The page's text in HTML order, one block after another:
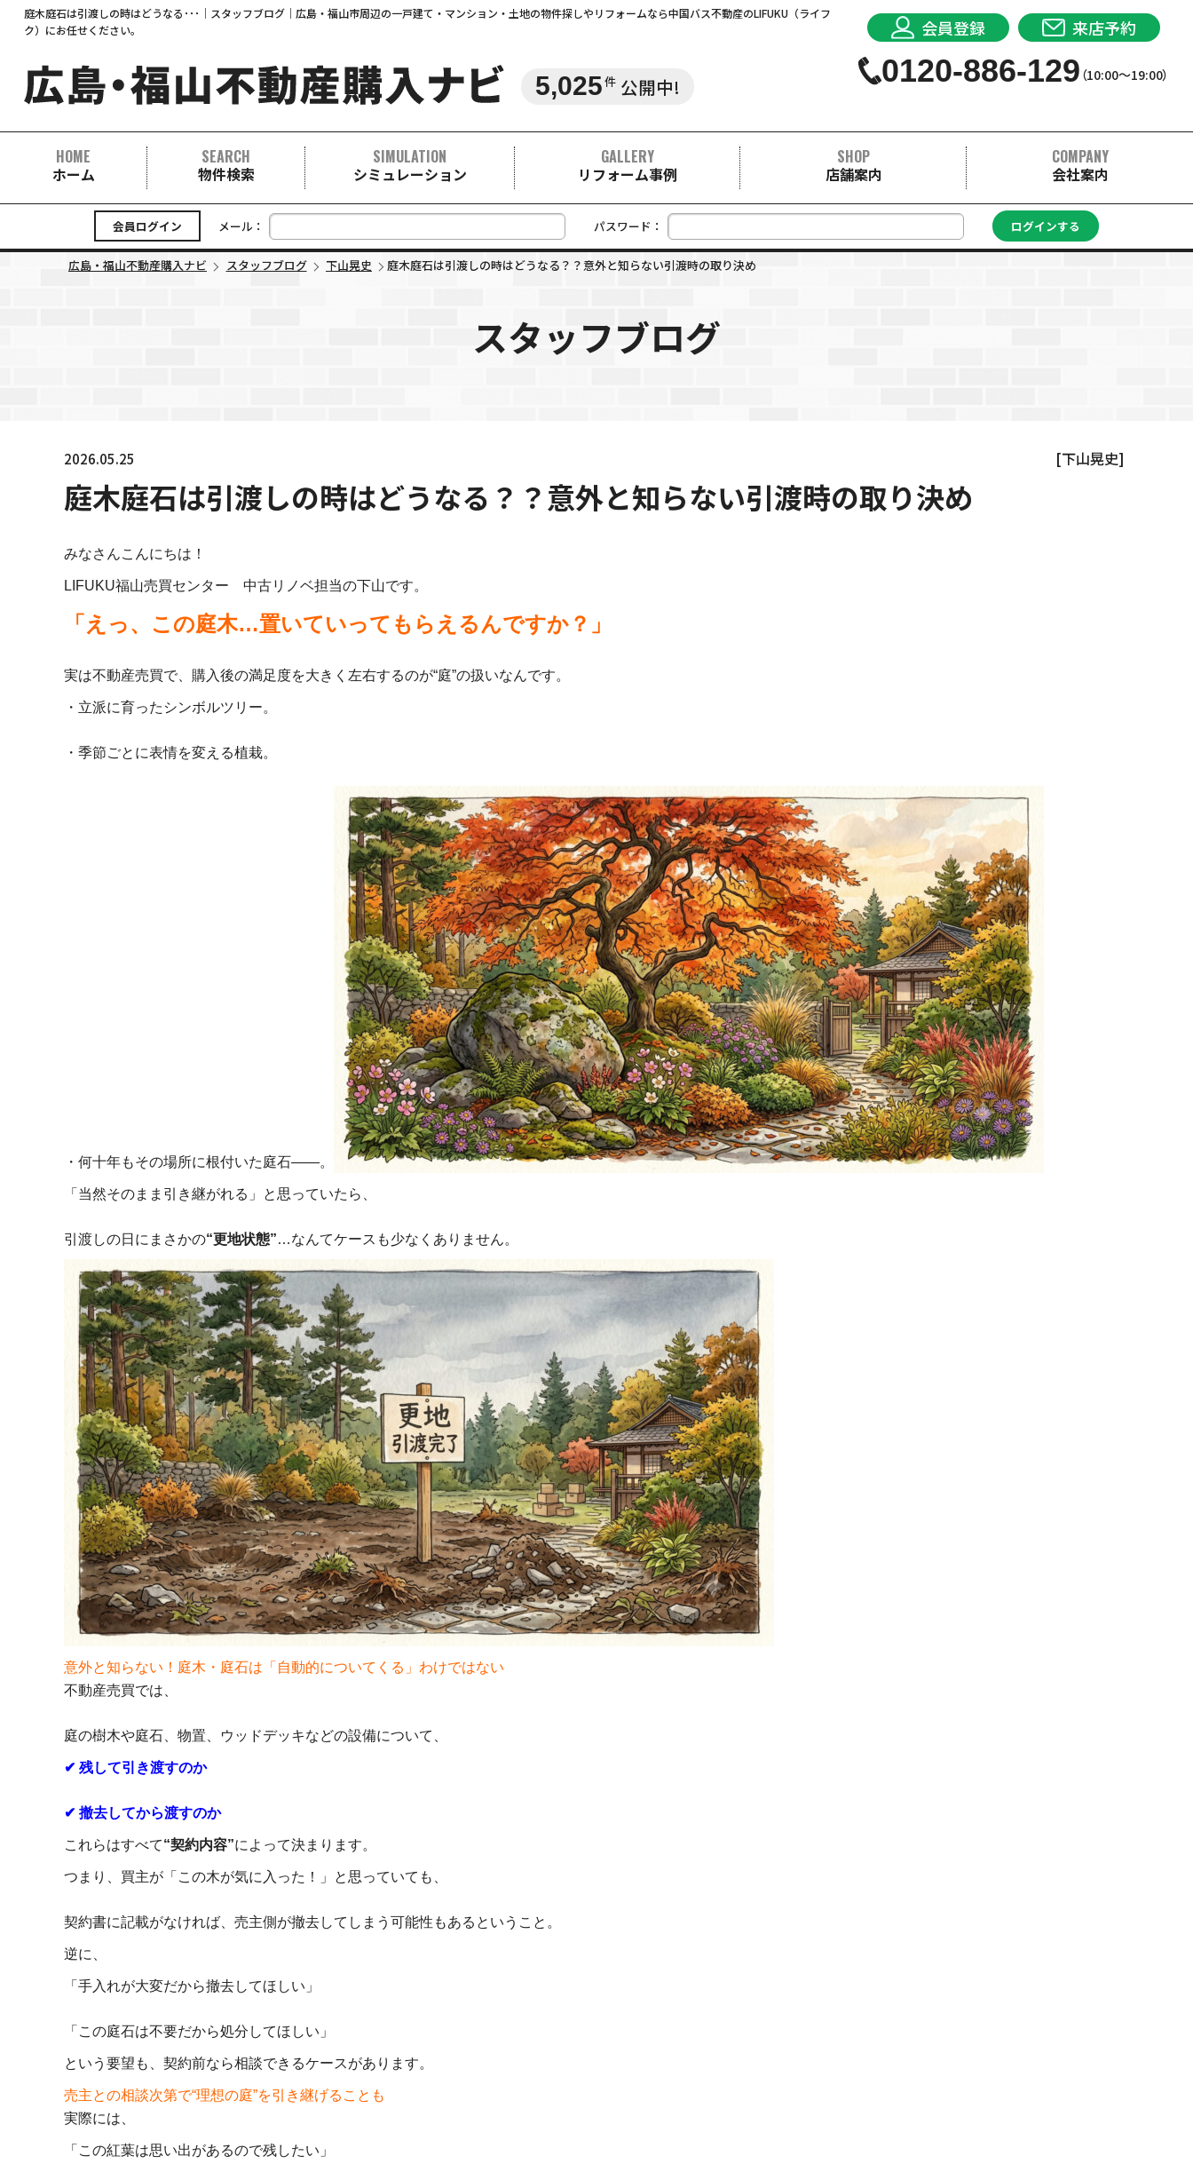
庭木庭石は引渡しの時はどうなる･･･｜スタッフブログ｜広島・福山市周辺の一戸建て・マンション・土地の物件探しやリフォームなら中国バス不動産のLIFUKU（ライフ
ク）にお任せください。
5,025件 公開中!
会員登録 来店予約
0120-886-129 （10:00〜19:00）
ホーム
HOME
物件検索
SEARCH
中古一戸建て
中古マンション
土地
新築一戸建て
事業用
シミュレーション
SIMULATION
リフォーム事例
GALLERY
店舗案内
SHOP
会社案内
COMPANY
会員ログイン メール： パスワード：
広島・福山不動産購入ナビ スタッフブログ 下山晃史 庭木庭石は引渡しの時はどうなる？？意外と知らない引渡時の取り決め
スタッフブログ
2026.05.25 [下山晃史]
庭木庭石は引渡しの時はどうなる？？意外と知らない引渡時の取り決め
みなさんこんにちは！
LIFUKU福山売買センター 中古リノベ担当の下山です。
「えっ、この庭木…置いていってもらえるんですか？」
実は不動産売買で、購入後の満足度を大きく左右するのが“庭”の扱いなんです。
・立派に育ったシンボルツリー。
・季節ごとに表情を変える植栽。
・何十年もその場所に根付いた庭石――。
「当然そのまま引き継がれる」と思っていたら、
引渡しの日にまさかの“更地状態”…なんてケースも少なくありません。
意外と知らない！庭木・庭石は「自動的についてくる」わけではない
不動産売買では、
庭の樹木や庭石、物置、ウッドデッキなどの設備について、
✔ 残して引き渡すのか
✔ 撤去してから渡すのか
これらはすべて“契約内容”によって決まります。
つまり、買主が「この木が気に入った！」と思っていても、
契約書に記載がなければ、売主側が撤去してしまう可能性もあるということ。
逆に、
「手入れが大変だから撤去してほしい」
「この庭石は不要だから処分してほしい」
という要望も、契約前なら相談できるケースがあります。
売主との相談次第で“理想の庭”を引き継げることも
実際には、
「この紅葉は思い出があるので残したい」